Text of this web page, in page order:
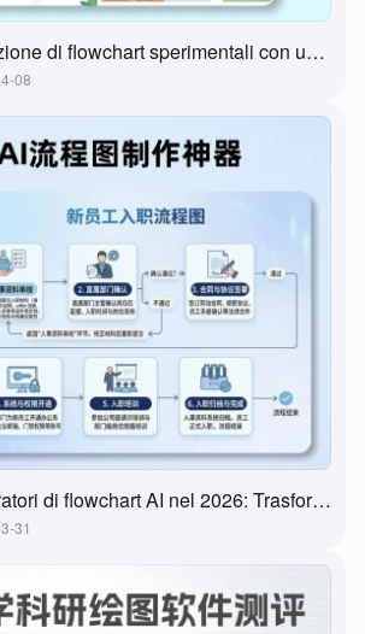
PicDoc: Generazione di flowchart sperimentali con un clic—the ultimate tool for preparing lab classes
08
I 7 migliori generatori di flowchart AI nel 2026: Trasforma le idee in flowchart in pochi minuti
31